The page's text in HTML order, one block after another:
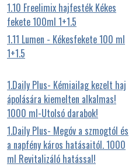
1.10 Freelimix hajfesték Kékes
fekete 100ml 1+1.5
1.11 Lumen - Kékesfekete 100 ml
1+1.5
1.Daily Plus- Kémiailag kezelt haj
ápolására kiemelten alkalmas!
1000 ml-Utolsó darabok!
1.Daily Plus- Megóv a szmogtól és
a napfény káros hatásaitól. 1000
ml Revitalizáló hatással!